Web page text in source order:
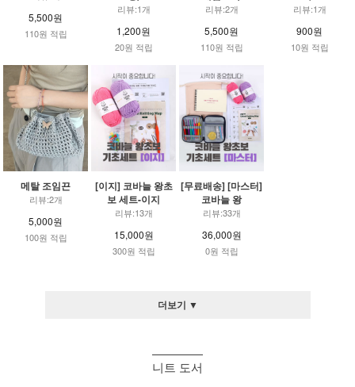
5,500원
110원 적립
리뷰:1개
1,200원
20원 적립
리뷰:2개
5,500원
110원 적립
리뷰:1개
900원
10원 적립
메탈 조임끈
리뷰:2개
5,000원
100원 적립
[이지] 코바늘 왕초
보 세트-이지
리뷰:13개
15,000원
300원 적립
[무료배송] [마스터]
코바늘 왕
리뷰:33개
36,000원
0원 적립
더보기 ▼
니트 도서